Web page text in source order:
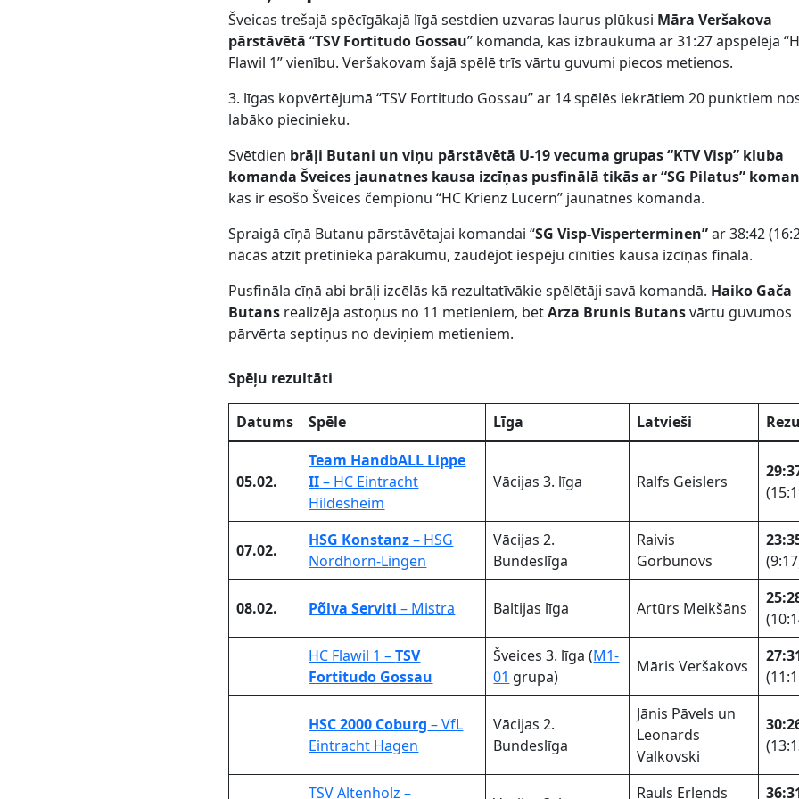
Šveicas trešajā spēcīgākajā līgā sestdien uzvaras laurus plūkusi Māra Veršakova
pārstāvētā“TSV Fortitudo Gossau” komanda, kas izbraukumā ar 31:27 apspēlēja
Flawil 1” vienību. Veršakovam šajā spēlē trīs vārtu guvumi piecos metienos.
3. līgas kopvērtējumā “TSV Fortitudo Gossau” ar 14 spēlēs iekrātiem 20 punktiem
labāko piecinieku.
Svētdien brāļi Butani un viņu pārstāvētā U-19 vecuma grupas “KTV Visp” kluba
komanda Šveices jaunatnes kausa izcīņas pusfinālā tikās ar “SG Pilatus”
kas ir esošo Šveices čempionu “HC Krienz Lucern” jaunatnes komanda.
Spraigā cīņā Butanu pārstāvētajai komandai “SG Visp-Visperterminen”ar 38:42
nācās atzīt pretinieka pārākumu, zaudējot iespēju cīnīties kausa izcīņas finālā.
Pusfināla cīņā abi brāļi izcēlās kā rezultatīvākie spēlētāji savā komandā. Haiko Gača
Butans realizēja astoņus no 11 metieniem, betArza Brunis Butansvārtu guvumos
pārvērta septiņus no deviņiem metieniem.
Spēļu rezultāti
Datums Spēle Līga Latvieši
05.02.
Team HandbALL Lippe
II– HC Eintracht
Hildesheim
Vācijas 3. līga Ralfs Geislers
07.02.
HSG Konstanz– HSG
Nordhorn-Lingen
Vācijas 2.
Bundeslīga
Raivis
Gorbunovs
08.02. Põlva Serviti – Mistra Baltijas līga Artūrs Meikšāns
HC Flawil 1 –TSV
Fortitudo Gossau
Šveices 3. līga (M1-
01 grupa)
Māris Veršakovs
HSC 2000 Coburg – VfL
Eintracht Hagen
Vācijas 2.
Bundeslīga
Jānis Pāvels un
Leonards
Valkovski
TSV Altenholz – Rauls Erlends